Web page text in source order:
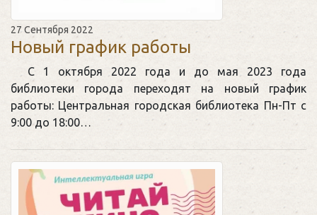
27 Сентября 2022
Новый график работы
С 1 октября 2022 года и до мая 2023 года
библиотеки города переходят на новый график
работы: Центральная городская библиотека Пн-Пт с
9:00 до 18:00…